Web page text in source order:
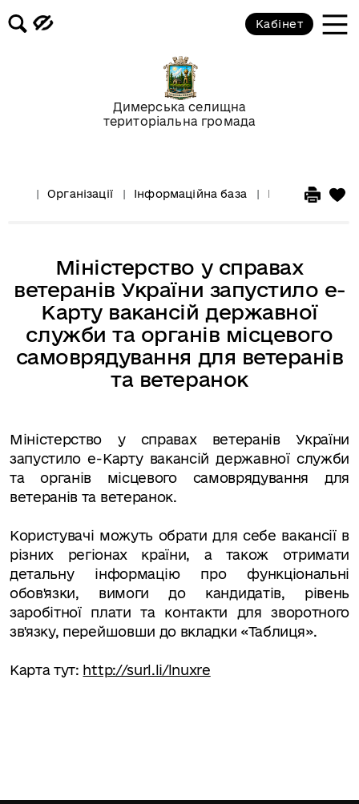
Димерська селищна
територіальна громада
Кабінет
Організації Інформаційна база Інформація
Міністерство у справах
ветеранів України запустило е-
Карту вакансій державної
служби та органів місцевого
самоврядування для ветеранів
та ветеранок
Міністерство у справах ветеранів України
запустило е-Карту вакансій державної служби
та органів місцевого самоврядування для
ветеранів та ветеранок.
Користувачі можуть обрати для себе вакансії в
різних регіонах країни, а також отримати
детальну інформацію про функціональні
обов'язки, вимоги до кандидатів, рівень
заробітної плати та контакти для зворотного
зв'язку, перейшовши до вкладки «Таблиця».
Карта тут: http://surl.li/lnuxre